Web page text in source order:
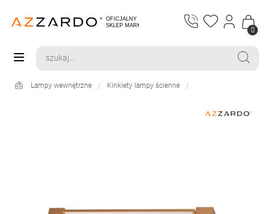
0
Lampy wewnętrzne Kinkiety lampy ścienne